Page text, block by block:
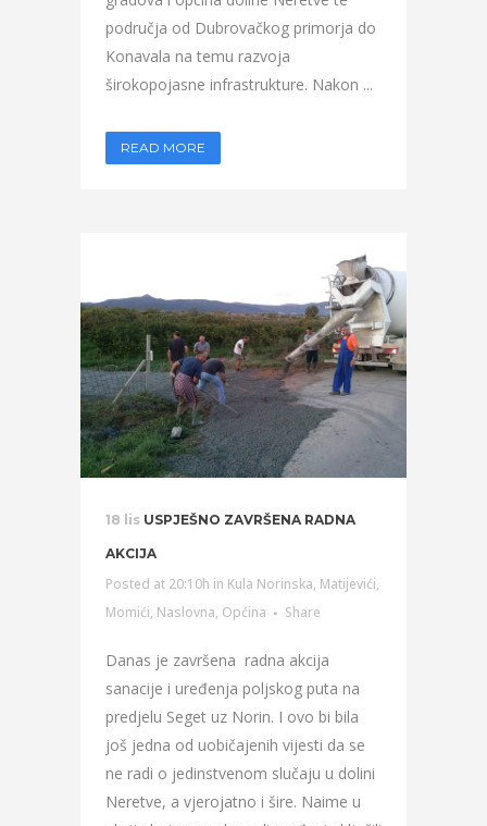
područja od Dubrovačkog primorja do
Konavala na temu razvoja
širokopojasne infrastrukture. Nakon ...
READ MORE
18 lis USPJEŠNO ZAVRŠENA RADNA
AKCIJA
Posted at 20:10h in Kula Norinska, Matijevići,
Momići, Naslovna, Općina Share
Danas je završena radna akcija
sanacije i uređenja poljskog puta na
predjelu Seget uz Norin. I ovo bi bila
još jedna od uobičajenih vijesti da se
ne radi o jedinstvenom slučaju u dolini
Neretve, a vjerojatno i šire. Naime u